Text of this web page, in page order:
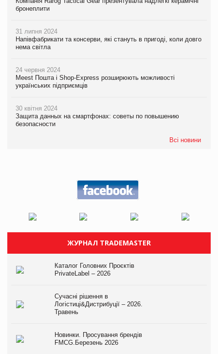
бронеплити
31 липня 2024
Напівфабрикати та консерви, які стануть в пригоді, коли довго
нема світла
24 червня 2024
Meest Пошта і Shop-Express розширюють можливості
українських підприємців
30 квітня 2024
Защита данных на смартфонах: советы по повышению
безопасности
Всі новини
ЖУРНАЛ TRADEMASTER
Каталог Головних Проєктів
PrivateLabel – 2026
Сучасні рішення в
Логістиці&Дистрибуції – 2026.
Травень
Новинки. Просування брендів
FMCG.Березень 2026